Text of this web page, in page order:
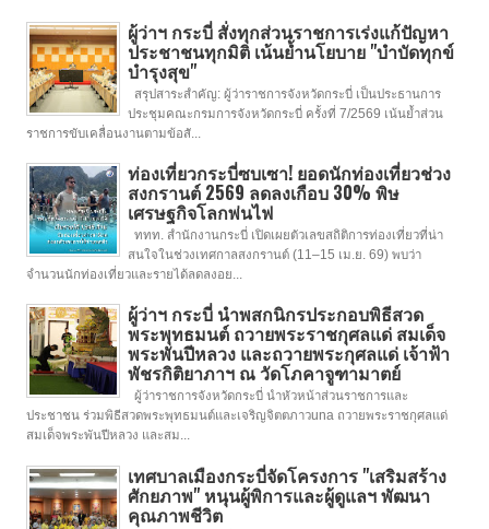
ผู้ว่าฯ กระบี่ สั่งทุกส่วนราชการเร่งแก้ปัญหา
ประชาชนทุกมิติ เน้นย้ำนโยบาย "บำบัดทุกข์
บำรุงสุข"
สรุปสาระสำคัญ: ผู้ว่าราชการจังหวัดกระบี่ เป็นประธานการ
ประชุมคณะกรมการจังหวัดกระบี่ ครั้งที่ 7/2569 เน้นย้ำส่วน
ราชการขับเคลื่อนงานตามข้อสั...
ท่องเที่ยวกระบี่ซบเซา! ยอดนักท่องเที่ยวช่วง
สงกรานต์ 2569 ลดลงเกือบ 30% พิษ
เศรษฐกิจโลกพ่นไฟ
ททท. สำนักงานกระบี่ เปิดเผยตัวเลขสถิติการท่องเที่ยวที่น่า
สนใจในช่วงเทศกาลสงกรานต์ (11–15 เม.ย. 69) พบว่า
จำนวนนักท่องเที่ยวและรายได้ลดลงอย...
ผู้ว่าฯ กระบี่ นำพสกนิกรประกอบพิธีสวด
พระพุทธมนต์ ถวายพระราชกุศลแด่ สมเด็จ
พระพันปีหลวง และถวายพระกุศลแด่ เจ้าฟ้า
พัชรกิติยาภาฯ ณ วัดโภคาจูฑามาตย์
ผู้ว่าราชการจังหวัดกระบี่ นำหัวหน้าส่วนราชการและ
ประชาชน ร่วมพิธีสวดพระพุทธมนต์และเจริญจิตตภาวuna ถวายพระราชกุศลแด่
สมเด็จพระพันปีหลวง และสม...
เทศบาลเมืองกระบี่จัดโครงการ "เสริมสร้าง
ศักยภาพ" หนุนผู้พิการและผู้ดูแลฯ พัฒนา
คุณภาพชีวิต